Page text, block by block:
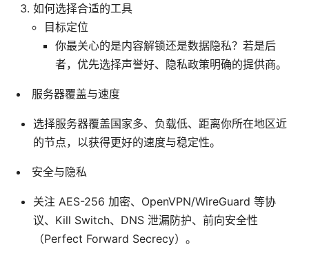
如何选择合适的工具
目标定位
你最关心的是内容解锁还是数据隐私？若是后
者，优先选择声誉好、隐私政策明确的提供商。
服务器覆盖与速度
选择服务器覆盖国家多、负载低、距离你所在地区近
的节点，以获得更好的速度与稳定性。
安全与隐私
关注 AES-256 加密、OpenVPN/WireGuard 等协
议、Kill Switch、DNS 泄漏防护、前向安全性
（Perfect Forward Secrecy）。